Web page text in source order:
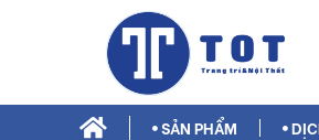
SẢN PHẨM